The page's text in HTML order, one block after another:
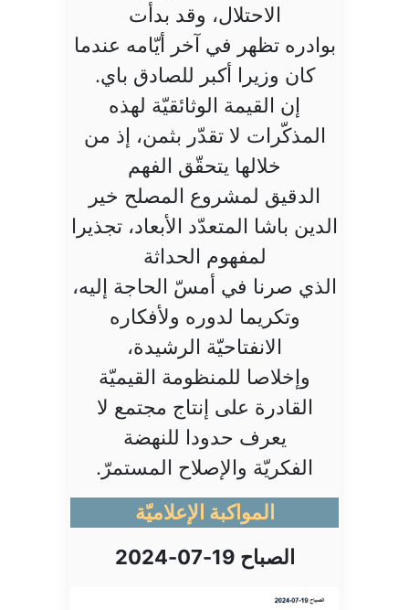
الاحتلال، وقد بدأت
بوادره تظهر في آخر أيّامه عندما
كان وزيرا أكبر للصادق باي.
إن القيمة الوثائقيّة لهذه
المذكّرات لا تقدّر بثمن، إذ من
خلالها يتحقّق الفهم
الدقيق لمشروع المصلح خير
الدين باشا المتعدّد الأبعاد، تجذيرا
لمفهوم الحداثة
الذي صرنا في أمسّ الحاجة إليه،
وتكريما لدوره ولأفكاره
الانفتاحيّة الرشيدة،
وإخلاصا للمنظومة القيميّة
القادرة على إنتاج مجتمع لا
يعرف حدودا للنهضة
الفكريّة والإصلاح المستمرّ.
المواكبة الإعلاميّة
الصباح 19-07-2024